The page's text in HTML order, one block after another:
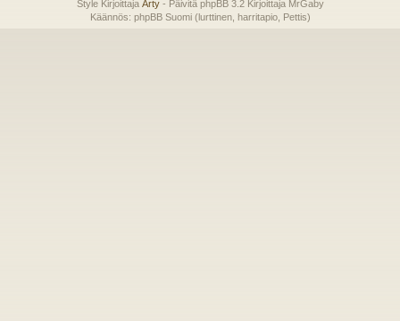
Style Kirjoittaja Arty- Päivitä phpBB 3.2 Kirjoittaja MrGaby
Käännös: phpBB Suomi (lurttinen, harritapio, Pettis)